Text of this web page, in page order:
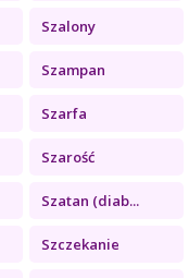
Szalony
Szampan
Szarfa
Szarość
Szatan (diab...
Szczekanie